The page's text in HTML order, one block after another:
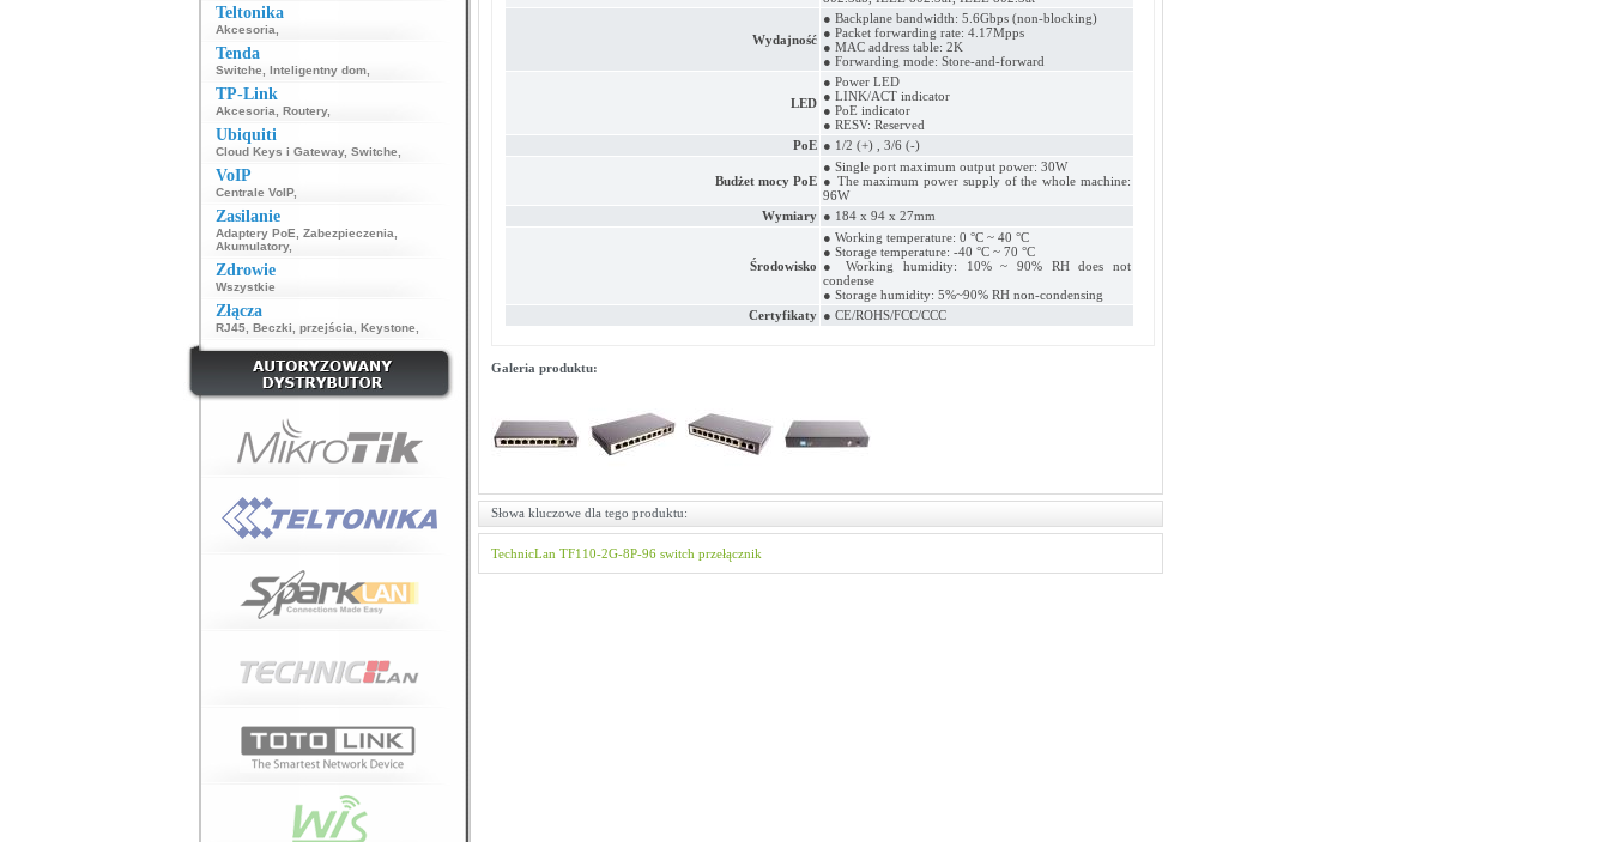
Teltonika
Akcesoria
Tenda
Switche Inteligentny dom,
TP-Link
Akcesoria Routery,
Ubiquiti
Cloud Keys i Gateway, Switche
VoIP
Centrale VoIP,
Zasilanie
Adaptery PoE Zabezpieczenia
Akumulatory,
Zdrowie
Wszystkie
Złącza
RJ45, Beczki, przejścia Keystone
Wydajność
● Backplane bandwidth: 5.6Gbps (non-blocking)
● Packet forwarding rate: 4.17Mpps
● MAC address table: 2K
● Forwarding mode: Store-and-forward
LED
● Power LED
● LINK/ACT indicator
● PoE indicator
● RESV: Reserved
PoE ● 1/2 (+) , 3/6 (-)
Budżet mocy PoE
● Single port maximum output power: 30W
● The maximum power supply of the whole machine:
96W
Wymiary ● 184 x 94 x 27mm
Środowisko
● Working temperature: 0 °C ~ 40 °C
● Storage temperature: -40 °C ~ 70 °C
● Working humidity: 10% ~ 90% RH does not
condense
● Storage humidity: 5%~90% RH non-condensing
Certyfikaty ● CE/ROHS/FCC/CCC
Galeria produktu:
Słowa kluczowe dla tego produktu:
TechnicLan TF110-2G-8P-96 switch przełącznik